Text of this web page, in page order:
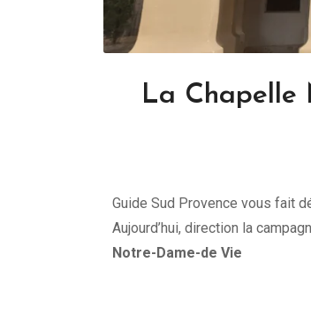
La Chapelle
Guide Sud Provence vous fait
Aujourd’hui, direction la
Notre-Dame-de Vie